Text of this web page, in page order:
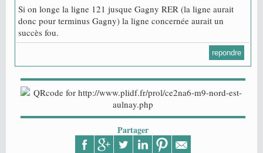
Partager
Si on longe la ligne 121 jusque Gagny RER (la ligne aurait
donc pour terminus Gagny) la ligne concernée aurait un
succès fou.
repondre